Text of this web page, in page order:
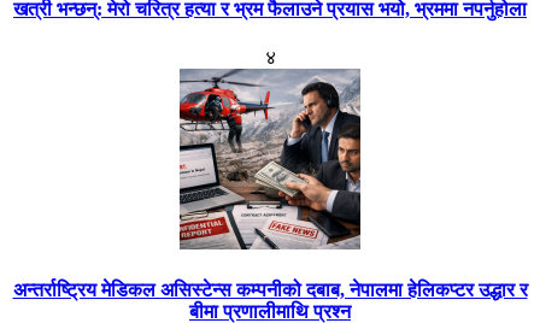
खत्री भन्छन्: मेरो चरित्र हत्या र भ्रम फैलाउने प्रयास भयो, भ्रममा नपर्नुहोला
४
अन्तर्राष्ट्रिय मेडिकल असिस्टेन्स कम्पनीको दबाब, नेपालमा हेलिकप्टर उद्धार र
बीमा प्रणालीमाथि प्रश्न